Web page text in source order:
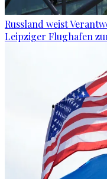
Russland weist
Leipziger Flughafen